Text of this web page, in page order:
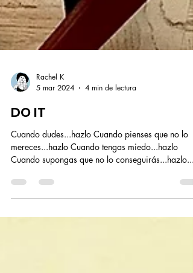
5 mar 2024
DO IT
Cuando dudes...hazlo Cuando pienses que no lo
Cuando supongas que no lo conseguirás...hazlo...